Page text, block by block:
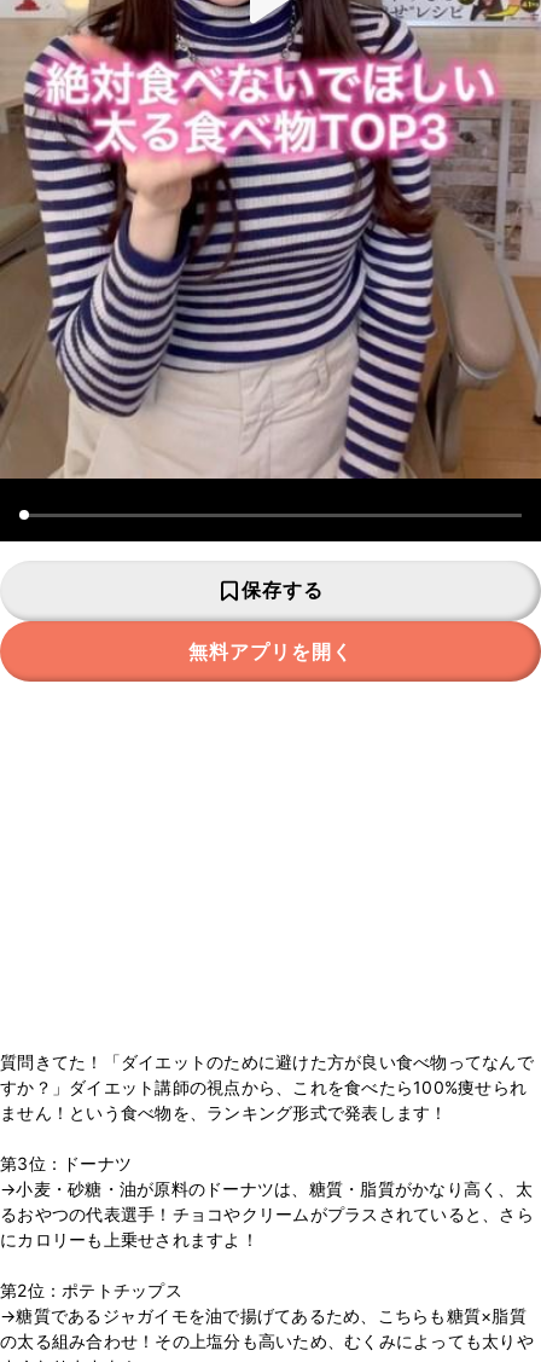
保存する
無料アプリを開く
質問きてた！「ダイエットのために避けた方が良い食べ物ってなんで
すか？」ダイエット講師の視点から、これを食べたら100%痩せられ
ません！という食べ物を、ランキング形式で発表します！
第3位：ドーナツ
→小麦・砂糖・油が原料のドーナツは、糖質・脂質がかなり高く、太
るおやつの代表選手！チョコやクリームがプラスされていると、さら
にカロリーも上乗せされますよ！
第2位：ポテトチップス
→糖質であるジャガイモを油で揚げてあるため、こちらも糖質×脂質
の太る組み合わせ！その上塩分も高いため、むくみによっても太りや